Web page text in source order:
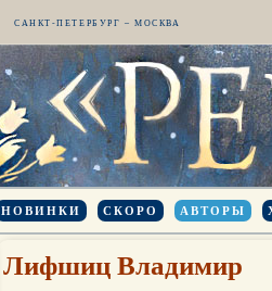
САНКТ-ПЕТЕРБУРГ – МОСКВА
НОВИНКИ СКОРО АВТОРЫ
Лифшиц Владимир